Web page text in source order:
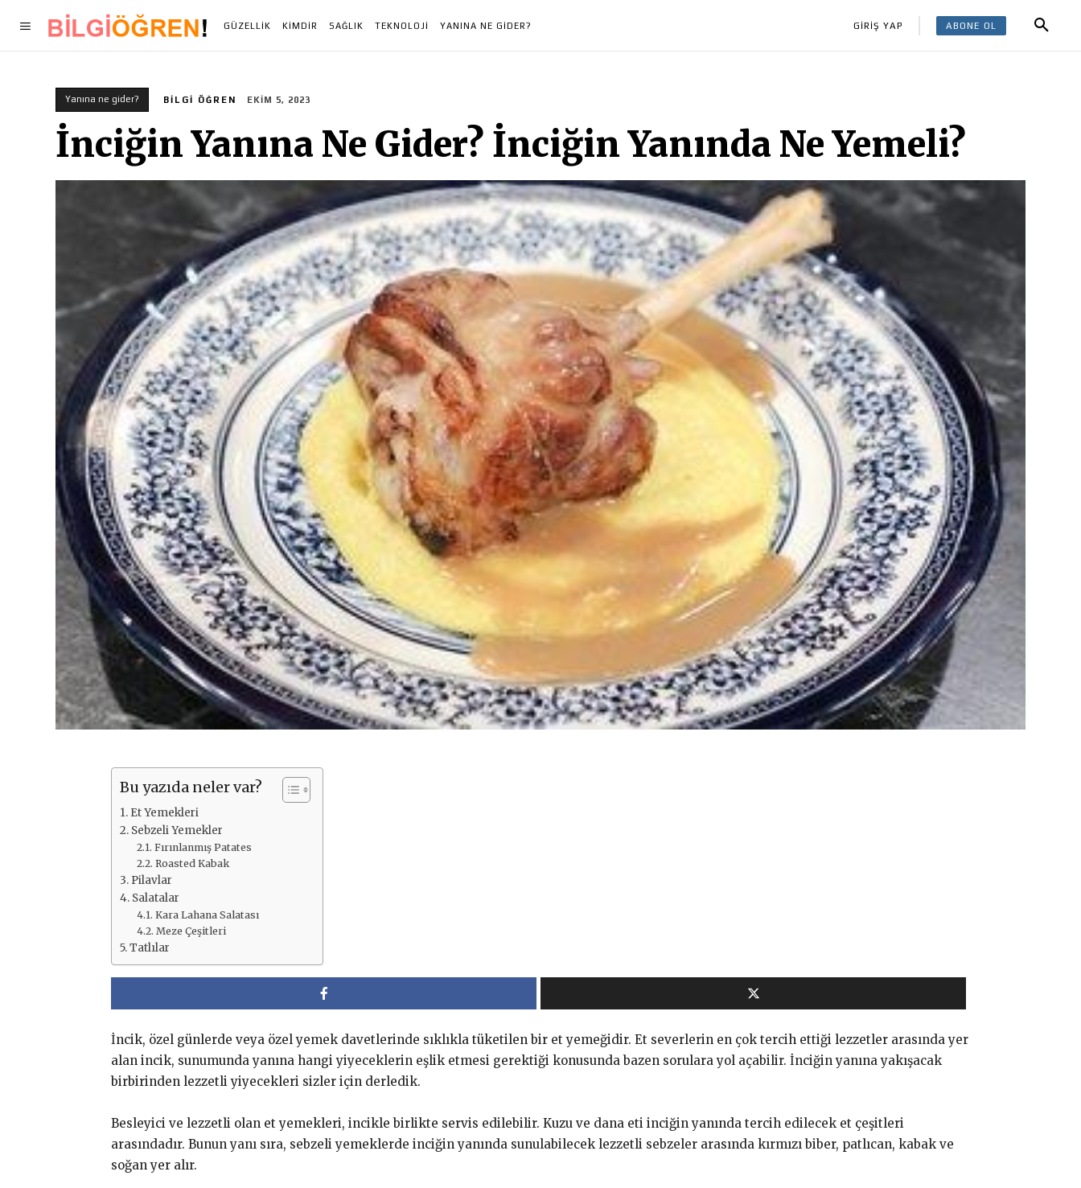
GÜZELLIK KIMDIR SAĞLIK TEKNOLOJI YANINA NE GIDER? GİRİŞ YAP ABONE OL
Yanına ne gider? BILGI ÖĞREN EKIM 5, 2023
İnciğin Yanına Ne Gider? İnciğin Yanında Ne Yemeli?
Bu yazıda neler var?
Et Yemekleri
Sebzeli Yemekler
Fırınlanmış Patates
Roasted Kabak
Pilavlar
Salatalar
Kara Lahana Salatası
Meze Çeşitleri
Tatlılar
İncik, özel günlerde veya özel yemek davetlerinde sıklıkla tüketilen bir et yemeğidir. Et severlerin en çok tercih ettiği lezzetler arasında yer
alan incik, sunumunda yanına hangi yiyeceklerin eşlik etmesi gerektiği konusunda bazen sorulara yol açabilir. İnciğin yanına yakışacak
birbirinden lezzetli yiyecekleri sizler için derledik.
Besleyici ve lezzetli olan et yemekleri, incikle birlikte servis edilebilir. Kuzu ve dana eti inciğin yanında tercih edilecek et çeşitleri
arasındadır. Bunun yanı sıra, sebzeli yemeklerde inciğin yanında sunulabilecek lezzetli sebzeler arasında kırmızı biber, patlıcan, kabak ve
soğan yer alır.